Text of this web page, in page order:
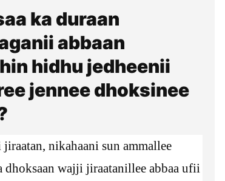
ka duraan
abbaan
hidhu jedheenii
jennee dhoksinee
nikahaani sun ammallee
wajji jiraatanillee abbaa ufii